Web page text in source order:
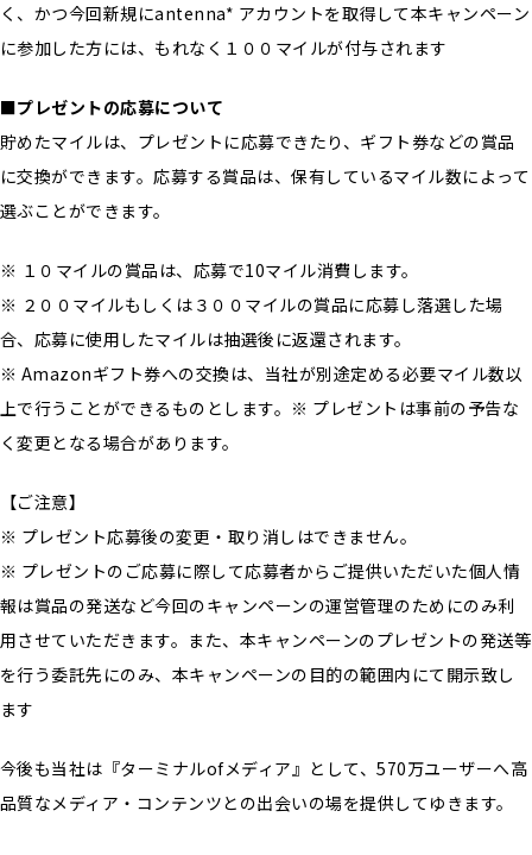
く、かつ今回新規にantenna* アカウントを取得して本キャンペーン
に参加した方には、もれなく１００マイルが付与されます
■プレゼントの応募について
貯めたマイルは、プレゼントに応募できたり、ギフト券などの賞品
に交換ができます。応募する賞品は、保有しているマイル数によって
選ぶことができます。
※ １０マイルの賞品は、応募で10マイル消費します。
※ ２００マイルもしくは３００マイルの賞品に応募し落選した場
合、応募に使用したマイルは抽選後に返還されます。
※ Amazonギフト券への交換は、当社が別途定める必要マイル数以
上で行うことができるものとします。※ プレゼントは事前の予告な
く変更となる場合があります。
【ご注意】
※ プレゼント応募後の変更・取り消しはできません。
※ プレゼントのご応募に際して応募者からご提供いただいた個人情
報は賞品の発送など今回のキャンペーンの運営管理のためにのみ利
用させていただきます。また、本キャンペーンのプレゼントの発送等
を行う委託先にのみ、本キャンペーンの目的の範囲内にて開示致し
ます
今後も当社は『ターミナルofメディア』として、570万ユーザーへ高
品質なメディア・コンテンツとの出会いの場を提供してゆきます。